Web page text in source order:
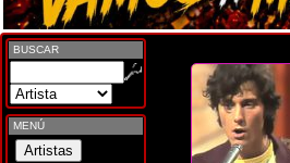
BUSCAR
MENÚ